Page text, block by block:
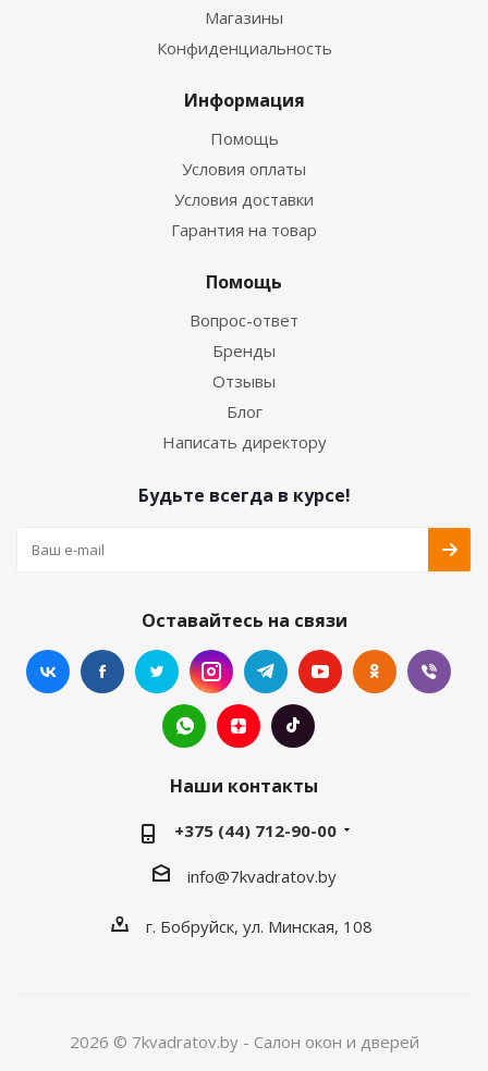
Магазины
Конфиденциальность
Информация
Помощь
Условия оплаты
Условия доставки
Гарантия на товар
Помощь
Вопрос-ответ
Бренды
Отзывы
Блог
Написать директору
Будьте всегда в курсе!
Оставайтесь на связи
Наши контакты
+375 (44) 712-90-00
info@7kvadratov.by
г. Бобруйск, ул. Минская, 108
2026 © 7kvadratov.by - Салон окон и дверей